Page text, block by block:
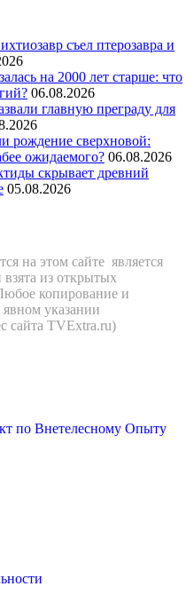
съел птерозавра и
на 2000 лет старше: что
06.08.2026
главную преграду для
рождение сверхновой:
ожидаемого? 06.08.2026
скрывает древний
05.08.2026
на этом сайте является
из открытых
копирование и
указании
сайта TVExtra.ru)
по Внетелесному Опыту